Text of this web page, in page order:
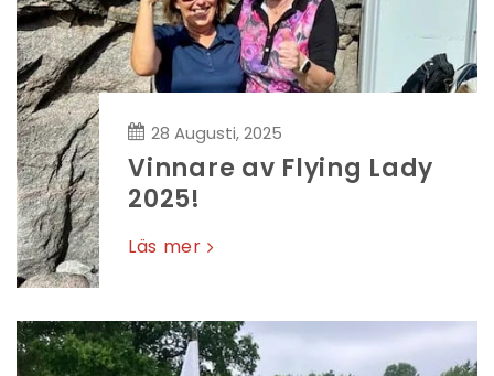
28 Augusti, 2025
Vinnare av Flying Lady
2025!
Läs mer